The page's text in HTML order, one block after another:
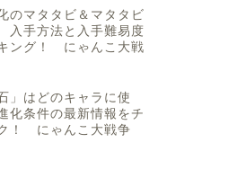
のマタタビ＆マタタビ
手方法と入手難易度
ング！ にゃんこ大戦
」はどのキャラに使
化条件の最新情報をチ
！ にゃんこ大戦争